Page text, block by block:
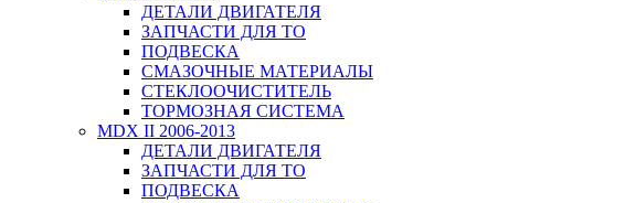
ДЕТАЛИ ДВИГАТЕЛЯ
ЗАПЧАСТИ ДЛЯ ТО
ПОДВЕСКА
СМАЗОЧНЫЕ МАТЕРИАЛЫ
СТЕКЛООЧИСТИТЕЛЬ
ТОРМОЗНАЯ СИСТЕМА
MDX II 2006-2013
ДЕТАЛИ ДВИГАТЕЛЯ
ЗАПЧАСТИ ДЛЯ ТО
ПОДВЕСКА